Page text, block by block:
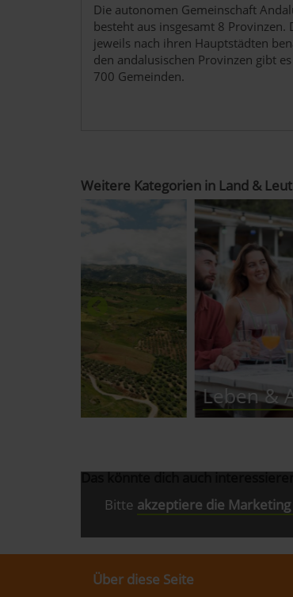
Die autonomen Gemeinschaft
besteht aus insgesamt 8 Provinzen.
jeweils nach ihren Hauptstädten
den andalusischen Provinzen gibt
700 Gemeinden.
Weitere Kategorien in Land &
Leben & Arbeiten
Das könnte dich auch
Bitte akzeptiere die
Über diese Seite